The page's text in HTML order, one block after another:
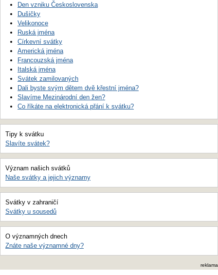
Den vzniku Československa
Dušičky
Velikonoce
Ruská jména
Církevní svátky
Americká jména
Francouzská jména
Italská jména
Svátek zamilovaných
Dali byste svým dětem dvě křestní jména?
Slavíme Mezinárodní den žen?
Co říkáte na elektronická přání k svátku?
Tipy k svátku
Slavíte svátek?
Význam našich svátků
Naše svátky a jejich významy
Svátky v zahraničí
Svátky u sousedů
O významných dnech
Znáte naše významné dny?
reklama